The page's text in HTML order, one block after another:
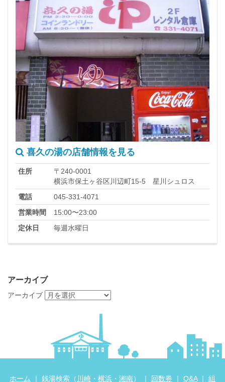
喜久の湯の店舗情報を見る
住所
〒240-0001
横浜市保土ヶ谷区川辺町15-5 星川シュロス
電話
045-331-4071
営業時間
15:00〜23:00
定休日
毎週水曜日
アーカイブ
アーカイブ
ホーム ｜ 銭湯検索（ 川崎 ・ 横浜 ・ 湘南） ｜ 回数券 ｜ Q&A｜ 組